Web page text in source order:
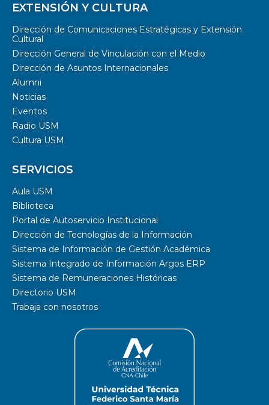
EXTENSIÓN Y CULTURA
Dirección de Comunicaciones Estratégicas y Extensión
Cultural
Dirección General de Vinculación con el Medio
Dirección de Asuntos Internacionales
Alumni
Noticias
Eventos
Radio USM
Cultura USM
SERVICIOS
Aula USM
Biblioteca
Portal de Autoservicio Institucional
Dirección de Tecnologías de la Información
Sistema de Información de Gestión Académica
Sistema Integrado de Información Argos ERP
Sistema de Remuneraciones Históricas
Directorio USM
Trabaja con nosotros